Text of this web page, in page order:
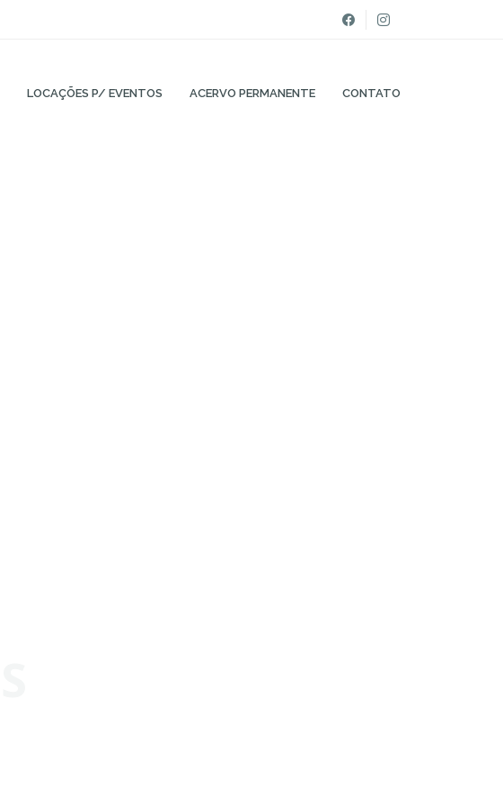
LOCAÇÕES P/ EVENTOS ACERVO PERMANENTE CONTATO